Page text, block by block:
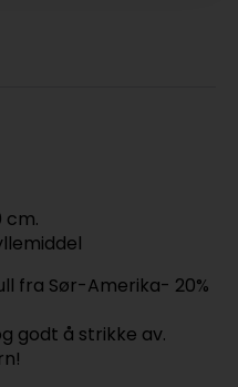
cm.
fra Sør-Amerika- 20%
godt å strikke av.